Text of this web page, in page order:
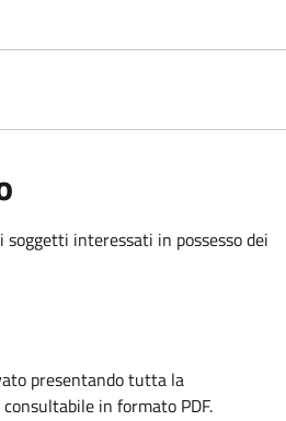
interessati in possesso dei
presentando tutta la
in formato PDF.